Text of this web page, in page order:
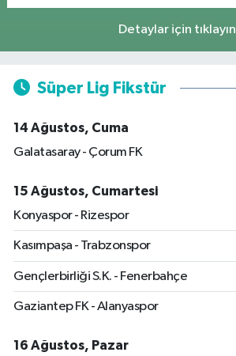
Detaylar için tıklayın
Süper Lig Fikstür
14 Ağustos, Cuma
Galatasaray - Çorum FK
15 Ağustos, Cumartesi
Konyaspor - Rizespor
Kasımpaşa - Trabzonspor
Gençlerbirliği S.K. - Fenerbahçe
Gaziantep FK - Alanyaspor
16 Ağustos, Pazar